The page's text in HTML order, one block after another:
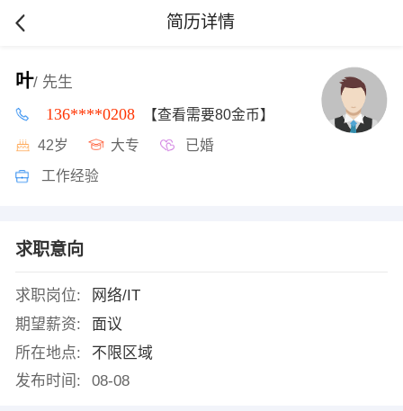
简历详情
叶/ 先生
136****0208 【查看需要80金币】
42岁 大专 已婚
工作经验
求职意向
求职岗位:
网络/IT
期望薪资:
面议
所在地点:
不限区域
发布时间:
08-08